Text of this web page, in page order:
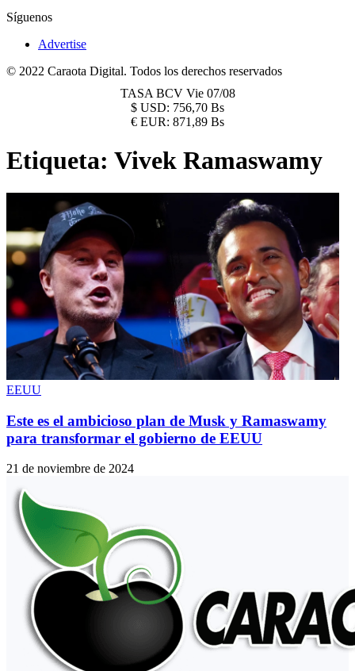
Síguenos
Advertise
© 2022 Caraota Digital. Todos los derechos reservados
TASA BCV Vie 07/08
$ USD: 756,70 Bs
€ EUR: 871,89 Bs
Etiqueta: Vivek Ramaswamy
EEUU
Este es el ambicioso plan de Musk y Ramaswamy
para transformar el gobierno de EEUU
21 de noviembre de 2024